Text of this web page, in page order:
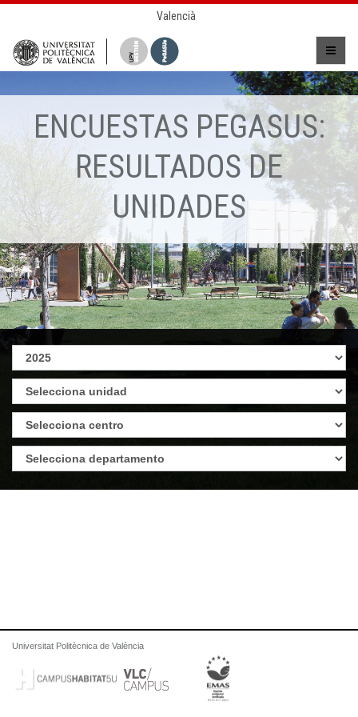
Valencià
ENCUESTAS PEGASUS:
RESULTADOS DE
UNIDADES
Universitat Politècnica de València